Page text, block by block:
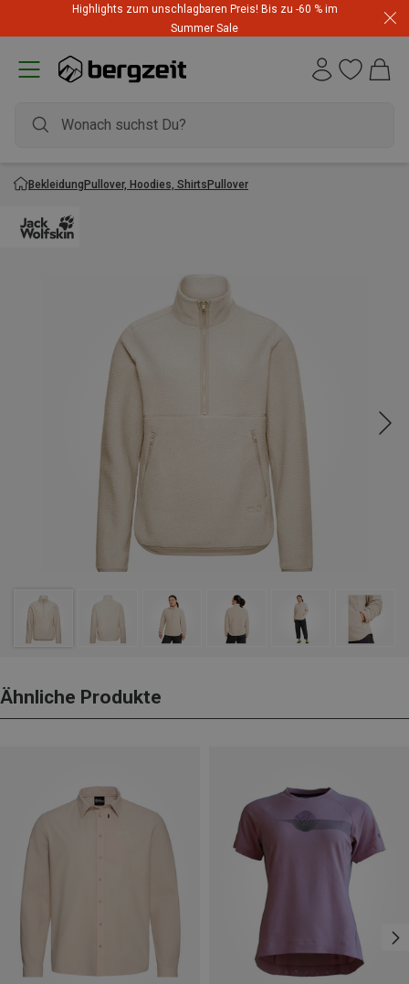
Highlights zum unschlagbaren Preis! Bis zu -60 % im
Summer Sale
BekleidungPullover, Hoodies, ShirtsPullover
Ähnliche Produkte